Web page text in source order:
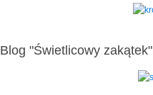
Blog "Świetlicowy zakątek"